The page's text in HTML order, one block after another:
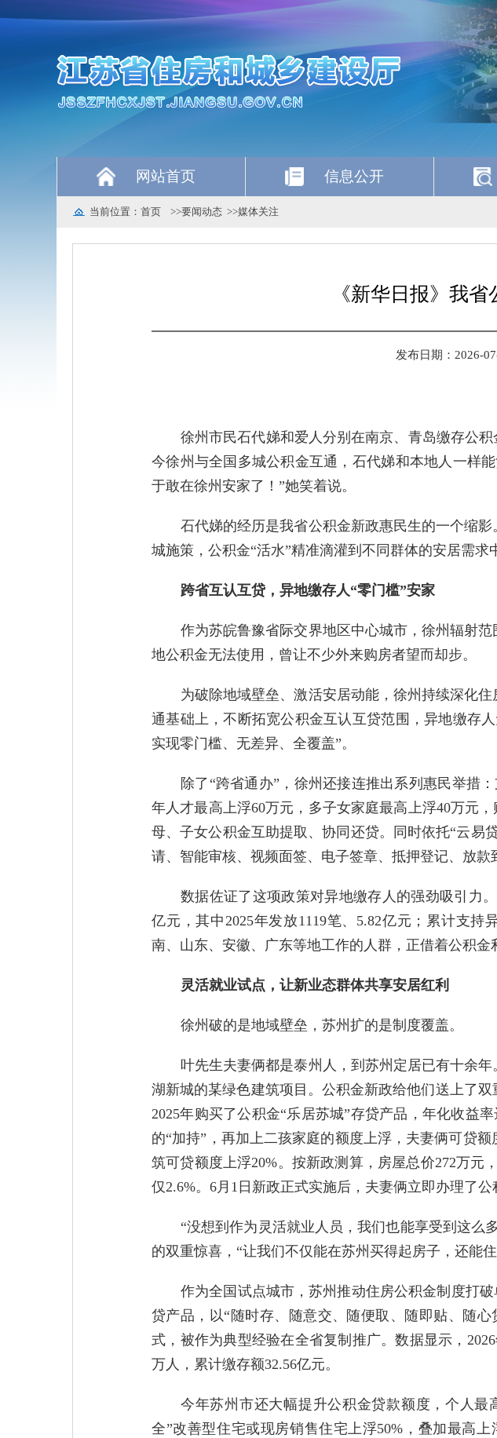
网站首页 信息公开
当前位置： 首页 >>要闻动态 >>媒体关注
《新华日报》我
发布日期：2026-
徐州市民石代娣和爱人分别在南京、青岛缴存公
今徐州与全国多城公积金互通，石代娣和本地人一样
于敢在徐州安家了！”她笑着说。
石代娣的经历是我省公积金新政惠民生的一个缩
城施策，公积金“活水”精准滴灌到不同群体的安居需求
跨省互认互贷，异地缴存人“零门槛”安家
作为苏皖鲁豫省际交界地区中心城市，徐州辐射
地公积金无法使用，曾让不少外来购房者望而却步。
为破除地域壁垒、激活安居动能，徐州持续深化
通基础上，不断拓宽公积金互认互贷范围，异地缴存
实现零门槛、无差异、全覆盖”。
除了“跨省通办”，徐州还接连推出系列惠民举措
年人才最高上浮60万元，多子女家庭最高上浮40万元
母、子女公积金互助提取、协同还贷。同时依托“云易
请、智能审核、视频面签、电子签章、抵押登记、放
数据佐证了这项政策对异地缴存人的强劲吸引力
亿元，其中2025年发放1119笔、5.82亿元；累计支
南、山东、安徽、广东等地工作的人群，正借着公积金
灵活就业试点，让新业态群体共享安居红利
徐州破的是地域壁垒，苏州扩的是制度覆盖。
叶先生夫妻俩都是泰州人，到苏州定居已有十余
湖新城的某绿色建筑项目。公积金新政给他们送上了
2025年购买了公积金“乐居苏城”存贷产品，年化收益
的“加持”，再加上二孩家庭的额度上浮，夫妻俩可贷
筑可贷额度上浮20%。按新政测算，房屋总价272万元
仅2.6%。6月1日新政正式实施后，夫妻俩立即办理了公
“没想到作为灵活就业人员，我们也能享受到这么
的双重惊喜，“让我们不仅能在苏州买得起房子，还能
作为全国试点城市，苏州推动住房公积金制度打
贷产品，以“随时存、随意交、随便取、随即贴、随
式，被作为典型经验在全省复制推广。数据显示，
万人，累计缴存额32.56亿元。
今年苏州市还大幅提升公积金贷款额度，个人最
全”改善型住宅或现房销售住宅上浮50%，叠加最高